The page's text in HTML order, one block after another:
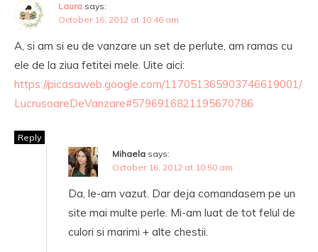
Laura says:
October 16, 2012 at 10:46 am
A, si am si eu de vanzare un set de perlute, am ramas cu
ele de la ziua fetitei mele. Uite aici:
https://picasaweb.google.com/117051365903746619001/
LucrusoareDeVanzare#5796916821195670786
Reply
Mihaela says:
October 16, 2012 at 10:50 am
Da, le-am vazut. Dar deja comandasem pe un
site mai multe perle. Mi-am luat de tot felul de
culori si marimi + alte chestii.